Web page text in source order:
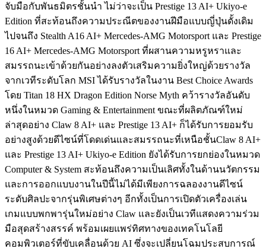
จับมือกับพันธมิตรชั้นนำ ไม่ว่าจะเป็น Prestige 13 AI+ Ukiyo-e
Edition ที่สะท้อนถึงความประณีตของงานฝีมือแบบญี่ปุ่นดั้งเดิม
ไปจนถึง Stealth A16 AI+ Mercedes-AMG Motorsport และ Prestige
16 AI+ Mercedes-AMG Motorsport ที่ผสานความหรูหราและ
สมรรถนะเข้าด้วยกันอย่างลงตัวเสริมความยิ่งใหญ่ด้วยรางวัล
จากเวทีระดับโลก MSI ได้รับรางวัลในงาน Best Choice Awards
โดย Titan 18 HX Dragon Edition Norse Myth คว้ารางวัลอันดับ
หนึ่งในหมวด Gaming & Entertainment ขณะที่ผลิตภัณฑ์ใหม่
ล่าสุดอย่าง Claw 8 AI+ และ Prestige 13 AI+ ก็ได้รับการยอมรับ
อย่างสูงด้วยดีไซน์ที่โดดเด่นและสมรรถนะที่เหนือชั้นClaw 8 AI+
และ Prestige 13 AI+ Ukiyo-e Edition ยังได้รับการยกย่องในหมวด
Computer & System สะท้อนถึงความเป็นเลิศทั้งในด้านนวัตกรรม
และการออกแบบงานในปีนี้ไม่ได้มีเพียงการฉลองงานดีไซน์
ระดับศิลปะจากรุ่นพิเศษต่างๆ อีกทั้งเป็นการเปิดตัวเครื่องเล่น
เกมแบบพกพารุ่นใหม่อย่าง Claw และยังเป็นเวทีแสดงความร่วม
มือสุดสร้างสรรค์ พร้อมเผยแพร่ทิศทางของเทคโนโลยี
คอมพิวเตอร์ที่ขับเคลื่อนด้วย AI ซึ่งจะเปลี่ยนโฉมประสบการณ์